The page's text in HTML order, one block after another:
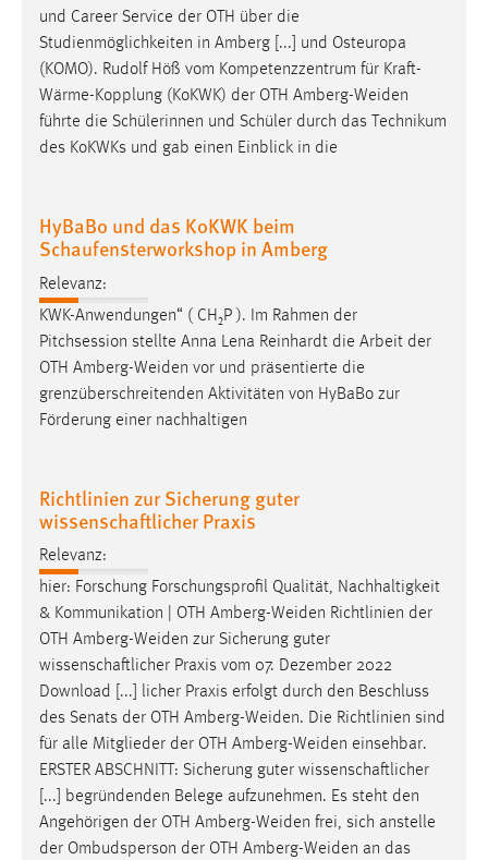
und Career Service der OTH über die
Studienmöglichkeiten in Amberg [...] und Osteuropa
(KOMO). Rudolf Höß vom Kompetenzzentrum für Kraft-
Wärme-Kopplung (KoKWK) der OTH Amberg-Weiden
führte die Schülerinnen und Schüler durch das Technikum
des KoKWKs und gab einen Einblick in die
HyBaBo und das KoKWK beim
Schaufensterworkshop in Amberg
Relevanz:
KWK-Anwendungen“ ( CH₂P ). Im Rahmen der
Pitchsession stellte Anna Lena Reinhardt die Arbeit der
OTH Amberg-Weiden vor und präsentierte die
grenzüberschreitenden Aktivitäten von HyBaBo zur
Förderung einer nachhaltigen
Richtlinien zur Sicherung guter
wissenschaftlicher Praxis
Relevanz:
hier: Forschung Forschungsprofil Qualität, Nachhaltigkeit
& Kommunikation | OTH Amberg-Weiden Richtlinien der
OTH Amberg-Weiden zur Sicherung guter
wissenschaftlicher Praxis vom 07. Dezember 2022
Download [...] licher Praxis erfolgt durch den Beschluss
des Senats der OTH Amberg-Weiden. Die Richtlinien sind
für alle Mitglieder der OTH Amberg-Weiden einsehbar.
ERSTER ABSCHNITT: Sicherung guter wissenschaftlicher
[...] begründenden Belege aufzunehmen. Es steht den
Angehörigen der OTH Amberg-Weiden frei, sich anstelle
der Ombudsperson der OTH Amberg-Weiden an das